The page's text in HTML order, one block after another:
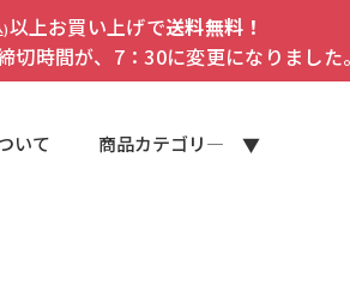
以上お買い上げで送料無料！
切時間が、7：30に変更になりました。
いて 商品カテゴリ―